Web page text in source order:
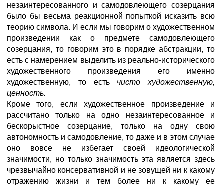
незаинтересованного и самодовлеющего созерцания
было бы весьма реакционной попыткой исказить всю
теорию символа. И если мы говорим о художественном
произведении как о предмете самодовлеющего
созерцания, то говорим это в порядке абстракции, то
есть с намерением выделить из реально-исторического
художественного произведения его именно
художественную, то есть чисто художественную,
ценность.
Кроме того, если художественное произведение и
рассчитано только на одно незаинтересованное и
бескорыстное созерцание, только на одну свою
автономность и самодовление, то даже и в этом случае
оно вовсе не избегает своей идеологической
значимости, но только значимость эта является здесь
чрезвычайно консервативной и не зовущей ни к какому
отражению жизни и тем более ни к какому ее